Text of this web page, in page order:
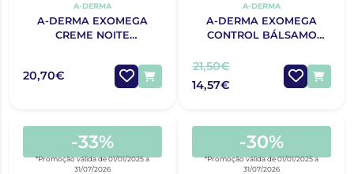
A-DERMA
A-DERMA EXOMEGA
CREME NOITE
20,70€
A-DERMA
A-DERMA EXOMEGA
CONTROL BÁLSAMO
21,50€
14,57€
-33%
*Promoção válida de 01/01/2025 a
31/07/2026
-30%
*Promoção válida de 01/01/2025 a
31/07/2026